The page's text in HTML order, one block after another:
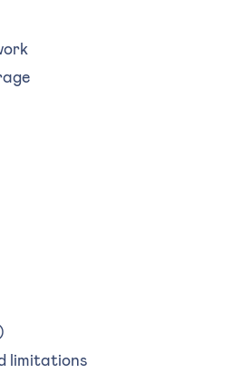
limitations